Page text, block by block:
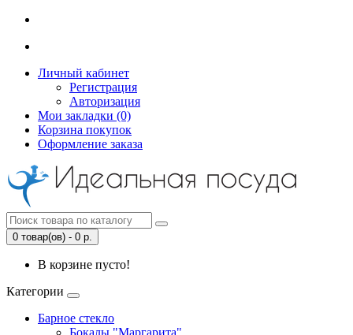
Личный кабинет
Регистрация
Авторизация
Мои закладки (0)
Корзина покупок
Оформление заказа
0 товар(ов) - 0 р.
В корзине пусто!
Категории
Барное стекло
Бокалы "Маргарита"